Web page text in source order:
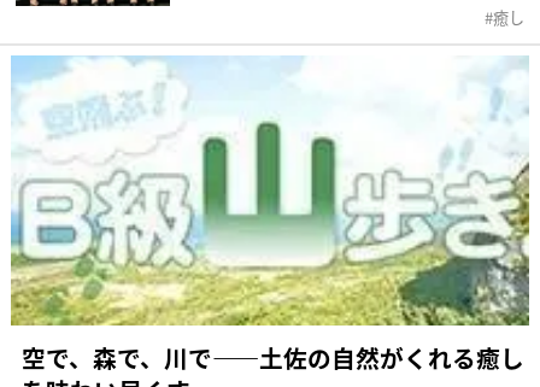
癒し
空で、森で、川で――土佐の自然がくれる癒し